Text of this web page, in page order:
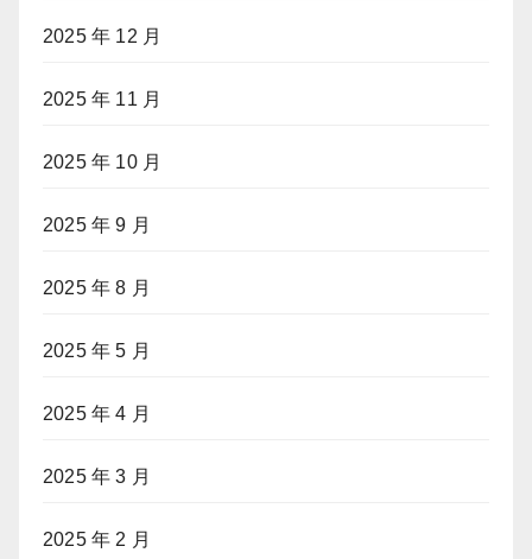
2025 年 12 月
2025 年 11 月
2025 年 10 月
2025 年 9 月
2025 年 8 月
2025 年 5 月
2025 年 4 月
2025 年 3 月
2025 年 2 月